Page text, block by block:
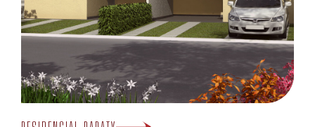
RESIDENCIAL PARATY